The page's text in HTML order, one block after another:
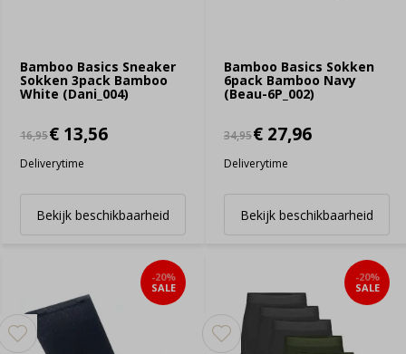
Bamboo Basics Sneaker
Sokken 3pack Bamboo
White (Dani_004)
16,95€ 13,56
Deliverytime
Bekijk beschikbaarheid
Bamboo Basics Sokken
6pack Bamboo Navy
(Beau-6P_002)
34,95€ 27,96
Deliverytime
Bekijk beschikbaarheid
-20%
SALE
-20%
SALE